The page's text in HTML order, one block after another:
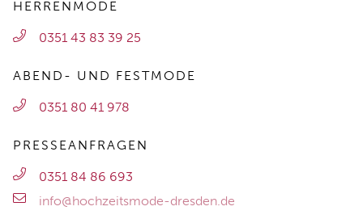
HERRENMODE
0351 43 83 39 25
ABEND- UND FESTMODE
0351 80 41 978
PRESSEANFRAGEN
0351 84 86 693
info@hochzeitsmode-dresden.de